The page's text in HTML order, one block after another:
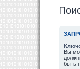
Вы
быть